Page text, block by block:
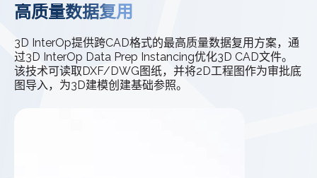
高质量数据复用
3D InterOp提供跨CAD格式的最高质量数据复用方案，通
过3D InterOp Data Prep Instancing优化3D CAD文件。
该技术可读取DXF/DWG图纸，并将2D工程图作为审批底
图导入，为3D建模创建基础参照。